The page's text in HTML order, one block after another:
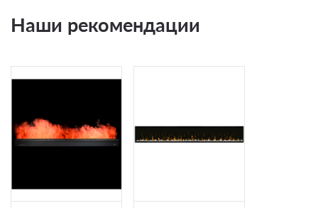
Наши рекомендации